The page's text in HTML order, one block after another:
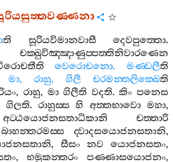
ති සූරියවිමානවාසී දෙවපුත‍්තො.
චක‍්ඛුවිඤ‍්ඤාණුප‍්පත‍්තිනිවාරණෙන
වෙරොචනො.මණ‍්ඩලීති
මා, රාහු, ගිලී චරමන‍්තලික‍්ඛෙති
, රාහු, මා ගිලීති වදති.කිං පනෙස
ගිලති. රාහුස‍්ස හි අත‍්තභාවො මහා,
අට‍්ඨයොජනසතාධිකානි
චත‍්තාරි
බාහන‍්තරමස‍්ස ද‍්වාදසයොජනසතානි,
, සීසං නව යොජනසතං,
,භමුකන‍්තරං පණ‍්ණාසයොජනං,